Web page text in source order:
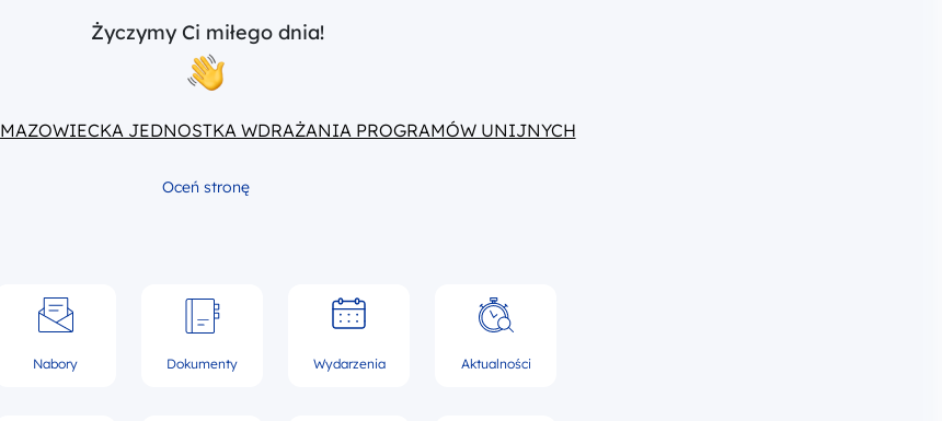
Życzymy Ci miłego dnia!
MAZOWIECKA JEDNOSTKA WDRAŻANIA PROGRAMÓW UNIJNYCH
Oceń stronę
Nabory Dokumenty Wydarzenia Aktualności